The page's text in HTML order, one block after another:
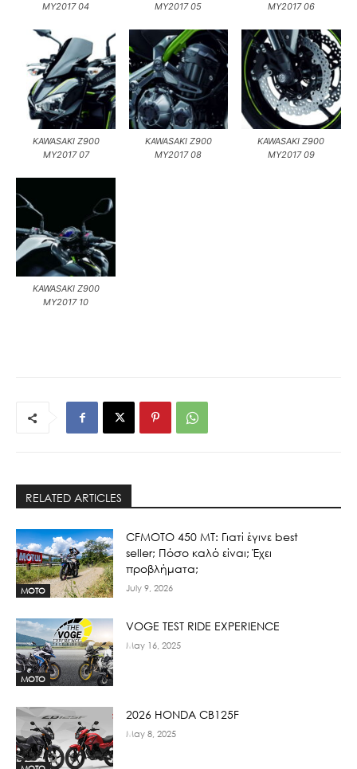
MY2017 04
MY2017 05
MY2017 06
KAWASAKI Z900
MY2017 07
KAWASAKI Z900
MY2017 08
KAWASAKI Z900
MY2017 09
KAWASAKI Z900
MY2017 10
RELATED ARTICLES
MOTO
CFMOTO 450 MT: Γιατί έγινε best
seller; Πόσο καλό είναι; Έχει
προβλήματα;
July 9, 2026
MOTO
VOGE TEST RIDE EXPERIENCE
May 16, 2025
2026 HONDA CB125F
May 8, 2025